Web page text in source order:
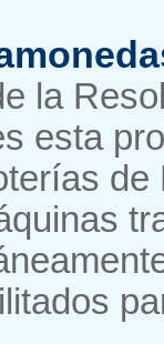
la
esta
de